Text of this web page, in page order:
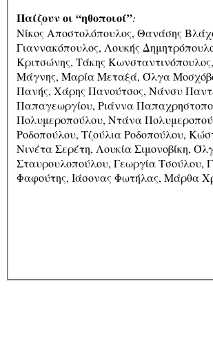
Παίζουν οι “ηθοποιοί”:
Νίκος Αποστολόπουλος, Θανάσης
Γιαννακόπουλος, Λουκής
Κριτσώνης, Τάκης
Μάγνης, Μαρία Μεταξά, Όλγα
Πανής, Χάρης Πανούτσος, Νάνσυ
Παπαγεωργίου, Ριάννα
Πολυμεροπούλου, Ντάνα
Ροδοπούλου, Τζούλια Ροδοπούλου,
Νινέτα Σερέτη, Λουκία Σιμονοβίκη,
Σταυρουλοπούλου, Γεωργία Τσούλου,
Φαφούτης, Ιάσονας Φωτήλας, Μάρθα